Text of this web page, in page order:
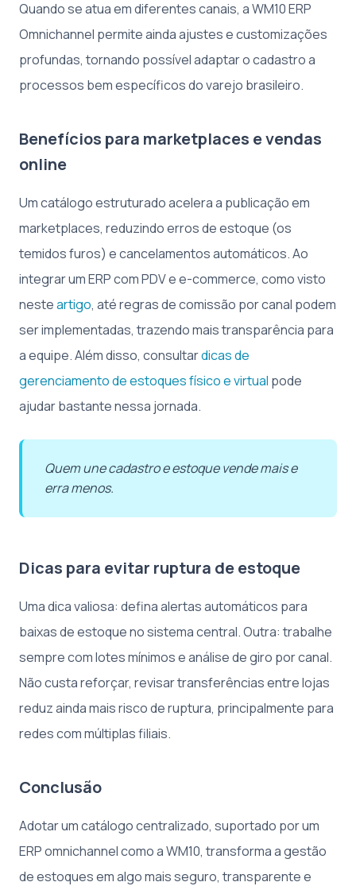
Quando se atua em diferentes canais, a WM10 ERP
Omnichannel permite ainda ajustes e customizações
profundas, tornando possível adaptar o cadastro a
processos bem específicos do varejo brasileiro.
Benefícios para marketplaces e vendas
online
Um catálogo estruturado acelera a publicação em
marketplaces, reduzindo erros de estoque (os
temidos furos) e cancelamentos automáticos. Ao
integrar um ERP com PDV e e-commerce, como visto
nesteartigo, até regras de comissão por canal podem
ser implementadas, trazendo mais transparência para
a equipe. Além disso, consultardicas de
gerenciamento de estoques físico e virtual pode
ajudar bastante nessa jornada.
Quem une cadastro e estoque vende mais e
erra menos.
Dicas para evitar ruptura de estoque
Uma dica valiosa: defina alertas automáticos para
baixas de estoque no sistema central. Outra: trabalhe
sempre com lotes mínimos e análise de giro por canal.
Não custa reforçar, revisar transferências entre lojas
reduz ainda mais risco de ruptura, principalmente para
redes com múltiplas filiais.
Conclusão
Adotar um catálogo centralizado, suportado por um
ERP omnichannel como a WM10, transforma a gestão
de estoques em algo mais seguro, transparente e